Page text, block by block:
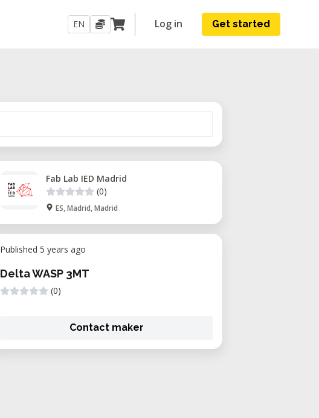
EN Log in Get started
Fab Lab IED Madrid
(0)
ES, Madrid, Madrid
Published 5 years ago
Delta WASP 3MT
(0)
Contact maker